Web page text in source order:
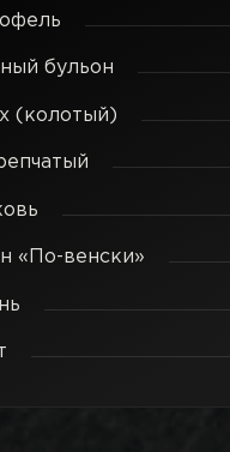
бульон
(колотый)
«По-венски»